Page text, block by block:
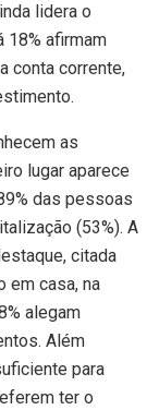
lidera o
18% afirmam
conta corrente,
as
lugar aparece
das pessoas
(53%). A
citada
em casa, na
alegam
Além
para
ter o